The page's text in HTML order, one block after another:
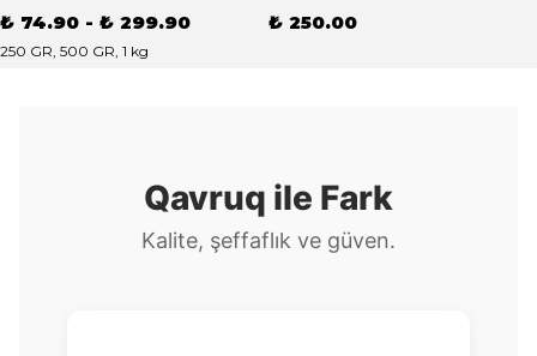
₺ 74.90 - ₺ 299.90
250 GR, 500 GR, 1 kg
₺ 250.00
Qavruq ile Fark
Kalite, şeffaflık ve güven.